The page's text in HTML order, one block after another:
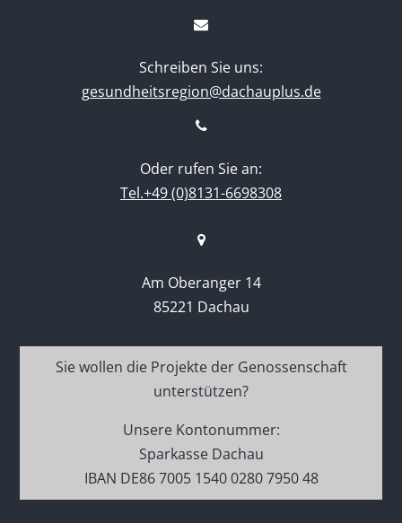
Schreiben Sie uns:
gesundheitsregion@dachauplus.de
Oder rufen Sie an:
Tel.+49 (0)8131-6698308
Am Oberanger 14
85221 Dachau
Sie wollen die Projekte der Genossenschaft
unterstützen?
Unsere Kontonummer:
Sparkasse Dachau
IBAN DE86 7005 1540 0280 7950 48